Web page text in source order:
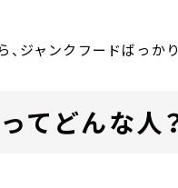
、ジャンクフードばっか
てどんな人